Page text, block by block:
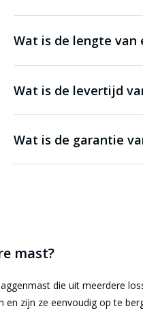
Wat is de lengte van
Wat is de levertijd
Wat is de garantie
mast?
die uit meerdere
zijn ze eenvoudig op te